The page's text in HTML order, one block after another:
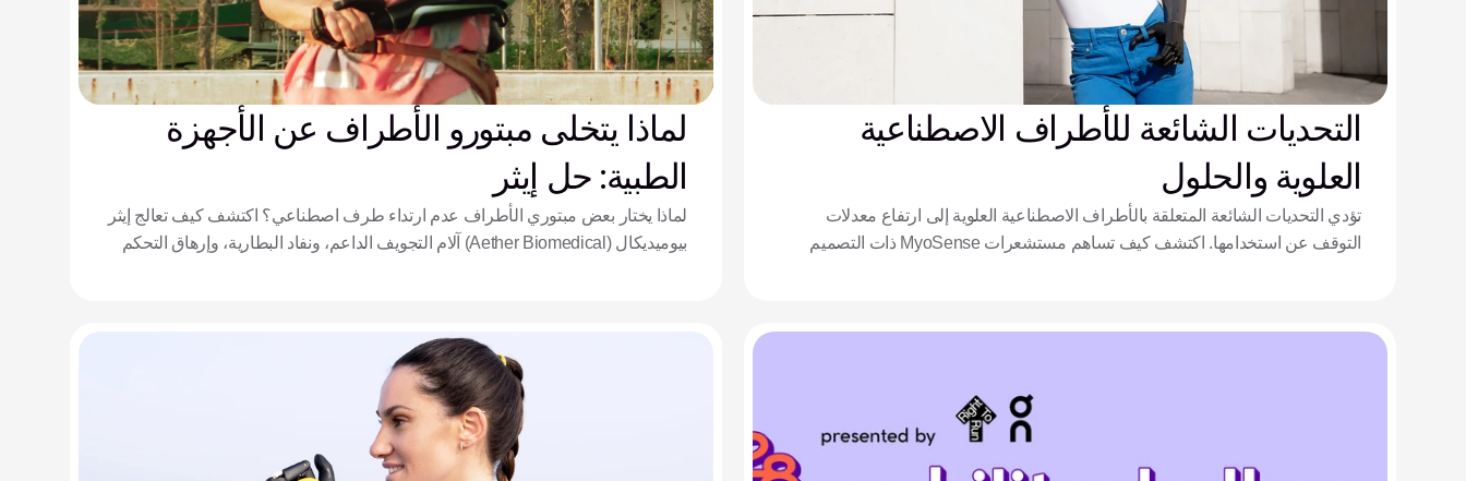
التحديات الشائعة للأطراف الاصطناعية
العلوية والحلول
تؤدي التحديات الشائعة المتعلقة بالأطراف الاصطناعية العلوية إلى ارتفاع معدلات
التوقف عن استخدامها. اكتشف كيف تساهم مستشعرات MyoSense ذات التصميم
لماذا يتخلى مبتورو الأطراف عن الأجهزة
الطبية: حل إيثر
لماذا يختار بعض مبتوري الأطراف عدم ارتداء طرف اصطناعي؟ اكتشف كيف تعالج إيثر
بيوميديكال (Aether Biomedical) آلام التجويف الداعم، ونفاد البطارية، وإرهاق التحكم